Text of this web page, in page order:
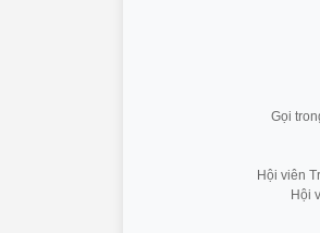
Gọi
Hội viên
Hội